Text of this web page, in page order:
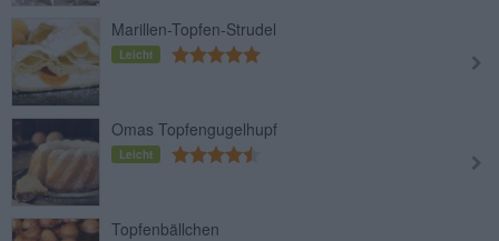
Marillen-Topfen-Strudel
Leicht
Omas Topfengugelhupf
Leicht
Topfenbällchen